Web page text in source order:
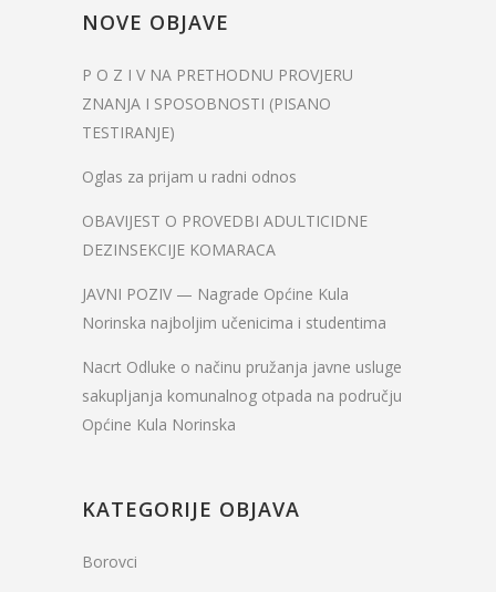
NOVE OBJAVE
P O Z I V NA PRETHODNU PROVJERU
ZNANJA I SPOSOBNOSTI (PISANO
TESTIRANJE)
Oglas za prijam u radni odnos
OBAVIJEST O PROVEDBI ADULTICIDNE
DEZINSEKCIJE KOMARACA
JAVNI POZIV — Nagrade Općine Kula
Norinska najboljim učenicima i studentima
Nacrt Odluke o načinu pružanja javne usluge
sakupljanja komunalnog otpada na području
Općine Kula Norinska
KATEGORIJE OBJAVA
Borovci